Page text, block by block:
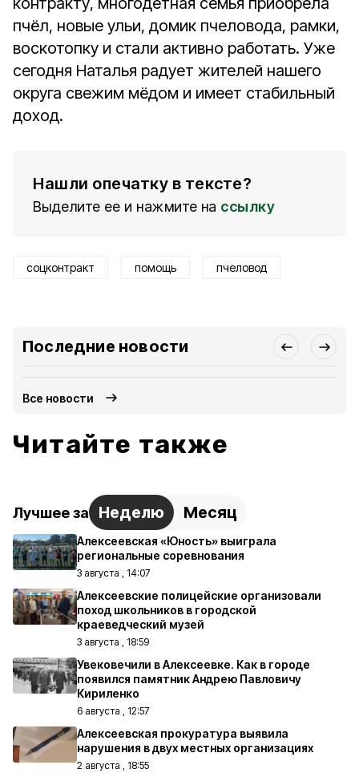
пчёл, новые ульи, домик пчеловода, рамки,
воскотопку и стали активно работать. Уже
сегодня Наталья радует жителей нашего
округа свежим мёдом и имеет стабильный
доход.
Нашли опечатку в тексте?
Выделите ее и нажмите на ссылку
соцконтракт помощь пчеловод
Последние новости
Все новости
Читайте также
Лучшее за Неделю Месяц
Алексеевская «Юность» выиграла
региональные соревнования
3 августа , 14:07
Алексеевские полицейские организовали
поход школьников в городской
краеведческий музей
3 августа , 18:59
Увековечили в Алексеевке. Как в городе
появился памятник Андрею Павловичу
Кириленко
6 августа , 12:57
Алексеевская прокуратура выявила
нарушения в двух местных организациях
2 августа , 18:55